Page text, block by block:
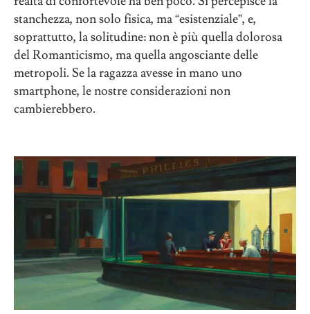
stanchezza, non solo fisica, ma “esistenziale”, e,
soprattutto, la solitudine: non è più quella dolorosa
del Romanticismo, ma quella angosciante delle
metropoli. Se la ragazza avesse in mano uno
smartphone, le nostre considerazioni non
cambierebbero.